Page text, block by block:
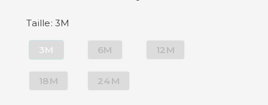
Taille: 3M
3M 6M 12M
18M 24M